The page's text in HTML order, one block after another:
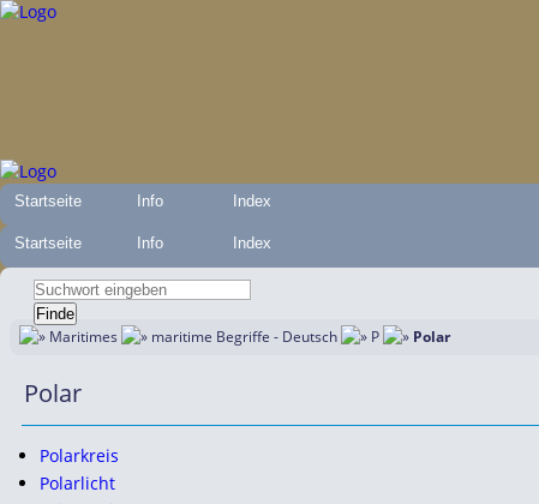
Startseite Info Index
Startseite Info Index
Maritimes maritime Begriffe - Deutsch P Polar
Polar
Polarkreis
Polarlicht